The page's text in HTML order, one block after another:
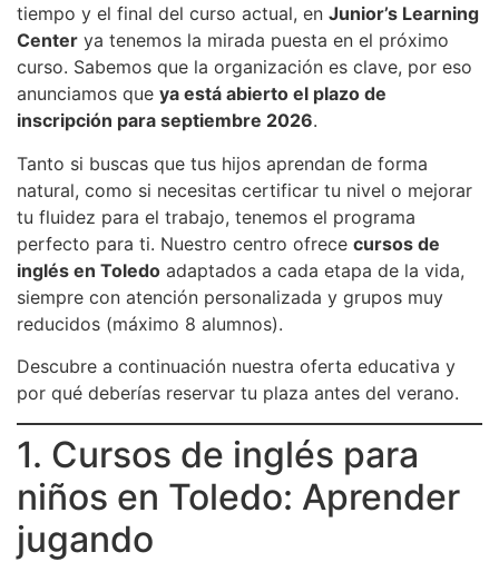
tiempo y el final del curso actual, en Junior’s Learning
Center ya tenemos la mirada puesta en el próximo
curso. Sabemos que la organización es clave, por eso
anunciamos que ya está abierto el plazo de
inscripción para septiembre 2026.
Tanto si buscas que tus hijos aprendan de forma
natural, como si necesitas certificar tu nivel o mejorar
tu fluidez para el trabajo, tenemos el programa
perfecto para ti. Nuestro centro ofrece cursos de
inglés en Toledo adaptados a cada etapa de la vida,
siempre con atención personalizada y grupos muy
reducidos (máximo 8 alumnos).
Descubre a continuación nuestra oferta educativa y
por qué deberías reservar tu plaza antes del verano.
1. Cursos de inglés para
niños en Toledo: Aprender
jugando